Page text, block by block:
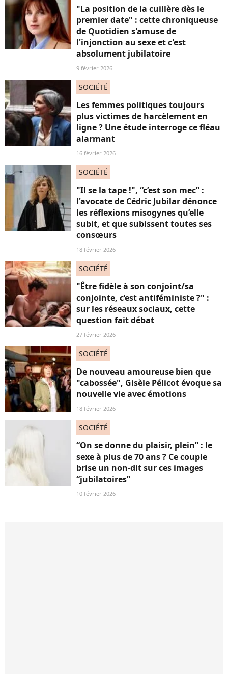
"La position de la cuillère dès le
premier date" : cette chroniqueuse
de Quotidien s'amuse de
l'injonction au sexe et c'est
absolument jubilatoire
9 février 2026
SOCIÉTÉ
Les femmes politiques toujours
plus victimes de harcèlement en
ligne ? Une étude interroge ce fléau
alarmant
16 février 2026
SOCIÉTÉ
"Il se la tape !", “c’est son mec” :
l'avocate de Cédric Jubilar dénonce
les réflexions misogynes qu’elle
subit, et que subissent toutes ses
consœurs
18 février 2026
SOCIÉTÉ
"Être fidèle à son conjoint/sa
conjointe, c’est antiféministe ?" :
sur les réseaux sociaux, cette
question fait débat
27 février 2026
SOCIÉTÉ
De nouveau amoureuse bien que
"cabossée", Gisèle Pélicot évoque sa
nouvelle vie avec émotions
18 février 2026
SOCIÉTÉ
“On se donne du plaisir, plein” : le
sexe à plus de 70 ans ? Ce couple
brise un non-dit sur ces images
“jubilatoires”
10 février 2026